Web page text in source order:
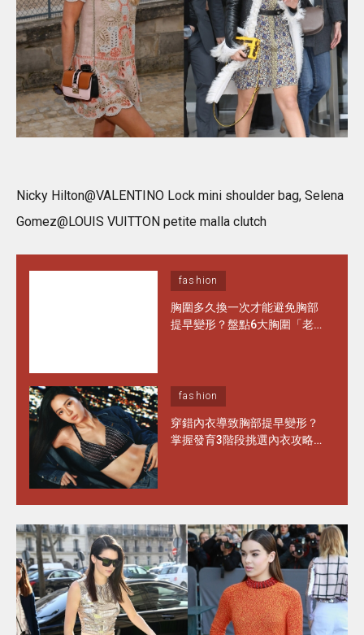
Nicky Hilton@VALENTINO Lock mini shoulder bag, Selena
Gomez@LOUIS VUITTON petite malla clutch
fashion
胸圍多久換一次才能避免胸部
提早變形？盤點6大胸圍「老
fashion
穿錯內衣導致胸部提早變形？
掌握發育3階段挑選內衣攻略